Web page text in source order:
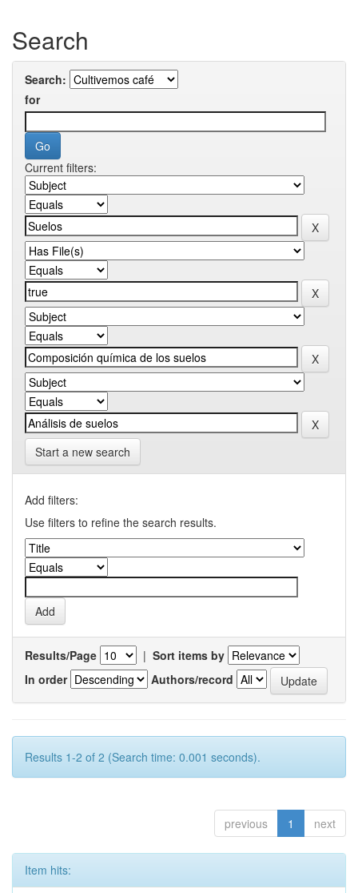
Search
Search:
for
Current filters:
Start a new search
Add filters:
Use filters to refine the search results.
Results/Page | Sort items by
In order
Authors/record
Results 1-2 of 2 (Search time: 0.001 seconds).
previous 1 next
Item hits: